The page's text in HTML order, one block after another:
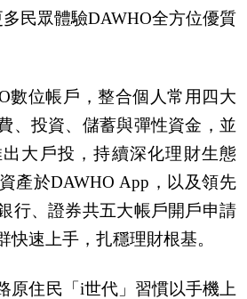
民眾體驗DAWHO全方位優質
數位帳戶，整合個人常用四大
、投資、儲蓄與彈性資金，並
大戶投，持續深化理財生態
產於DAWHO App，以及領先
行、證券共五大帳戶開戶申請
快速上手，扎穩理財根基。
原住民「i世代」習慣以手機上